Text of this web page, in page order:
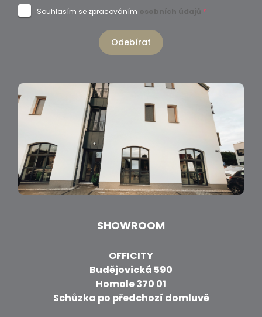
Souhlasím se zpracováním osobních údajů *
Odebírat
SHOWROOM
OFFICITY
Budějovická 590
Homole 370 01
Schůzka po předchozí domluvě